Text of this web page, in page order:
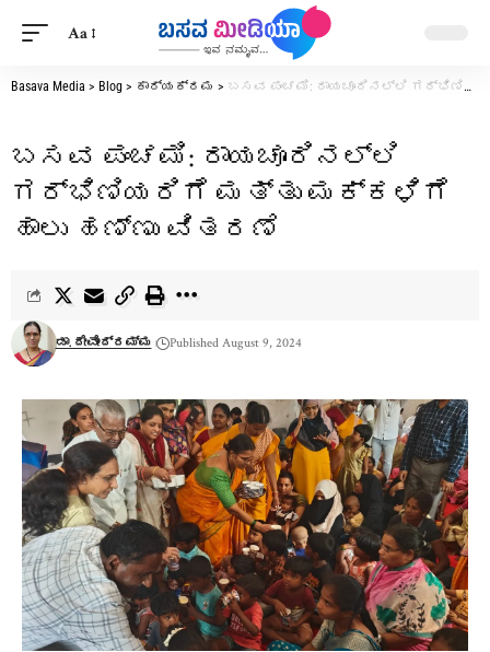
Aa
Basava Media > Blog > ಕಾರ್ಯಕ್ರಮ > ಬಸವ ಪಂಚಮಿ: ರಾಯಚೂರಿನಲ್ಲಿ ಗರ್ಭಿಣಿಯರಿಗೆ ಮತ್ತು ಮಕ್ಕಳಿಗೆ ಹಾಲು ಹಣ್ಣು ವಿತರಣೆ
ಬಸವ ಪಂಚಮಿ: ರಾಯಚೂರಿನಲ್ಲಿ
ಗರ್ಭಿಣಿಯರಿಗೆ ಮತ್ತು ಮಕ್ಕಳಿಗೆ
ಹಾಲು ಹಣ್ಣು ವಿತರಣೆ
ಡಾ. ದೇವೇಂದ್ರಮ್ಮ Published August 9, 2024